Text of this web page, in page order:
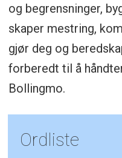
og begrensninger,
skaper mestring,
gjør deg og
forberedt til å
Bollingmo.
Ordliste